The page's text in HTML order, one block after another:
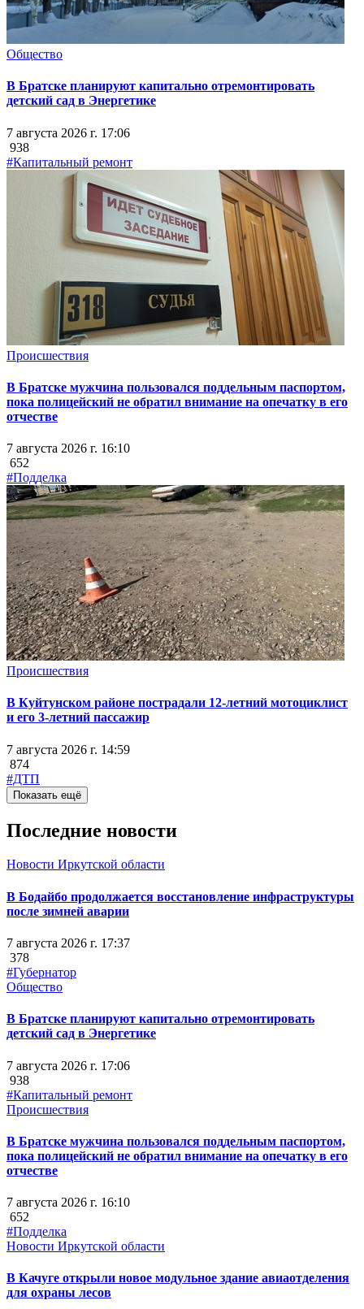
Общество
В Братске планируют капитально отремонтировать
детский сад в Энергетике
7 августа 2026 г. 17:06
938
#Капитальный ремонт
Происшествия
В Братске мужчина пользовался поддельным паспортом,
пока полицейский не обратил внимание на опечатку в его
отчестве
7 августа 2026 г. 16:10
652
#Подделка
Происшествия
В Куйтунском районе пострадали 12-летний мотоциклист
и его 3-летний пассажир
7 августа 2026 г. 14:59
874
#ДТП
Показать ещё
Последние новости
Новости Иркутской области
В Бодайбо продолжается восстановление инфраструктуры
после зимней аварии
7 августа 2026 г. 17:37
378
#Губернатор
Общество
В Братске планируют капитально отремонтировать
детский сад в Энергетике
7 августа 2026 г. 17:06
938
#Капитальный ремонт
Происшествия
В Братске мужчина пользовался поддельным паспортом,
пока полицейский не обратил внимание на опечатку в его
отчестве
7 августа 2026 г. 16:10
652
#Подделка
Новости Иркутской области
В Качуге открыли новое модульное здание авиаотделения
для охраны лесов